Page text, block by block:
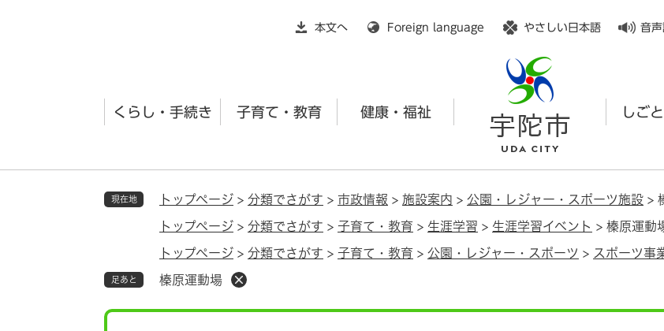
本文へ
Foreign language やさしい日本語 音
くらし・手続き 子育て・教育 健康・福祉 しご
現在地 トップページ > 分類でさがす > 市政情報 > 施設案内 > 公園・レジャー・スポーツ施設 >
トップページ > 分類でさがす > 子育て・教育 > 生涯学習 > 生涯学習イベント > 榛原運動
トップページ > 分類でさがす > 子育て・教育 > 公園・レジャー・スポーツ > スポーツ事
足あと 榛原運動場